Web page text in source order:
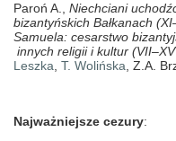
Paroń A., Niechciani
bizantyńskich Bałkanach
Samuela: cesarstwo
innych religii i kultur
Leszka T. Wolińska , Z.A.
Najważniejsze cezury: